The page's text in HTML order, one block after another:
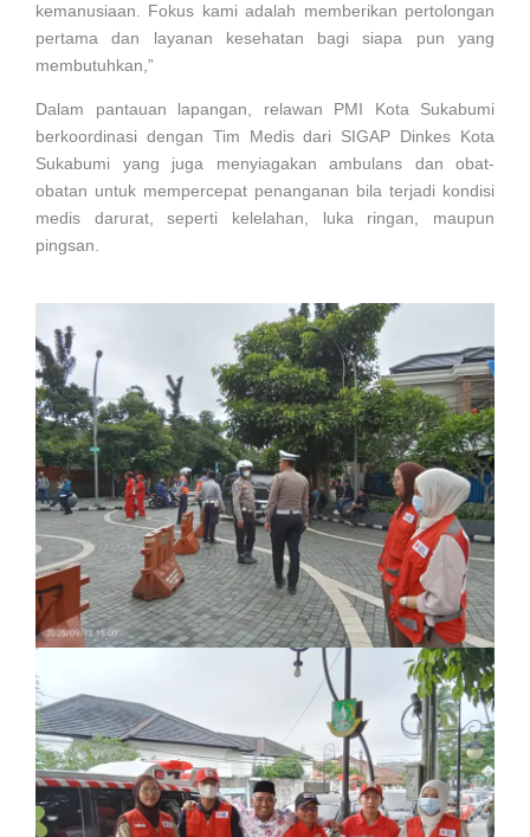
kemanusiaan. Fokus kami adalah memberikan pertolongan
pertama dan layanan kesehatan bagi siapa pun yang
membutuhkan,”
Dalam pantauan lapangan, relawan PMI Kota Sukabumi
berkoordinasi dengan Tim Medis dari SIGAP Dinkes Kota
Sukabumi yang juga menyiagakan ambulans dan obat-
obatan untuk mempercepat penanganan bila terjadi kondisi
medis darurat, seperti kelelahan, luka ringan, maupun
pingsan.